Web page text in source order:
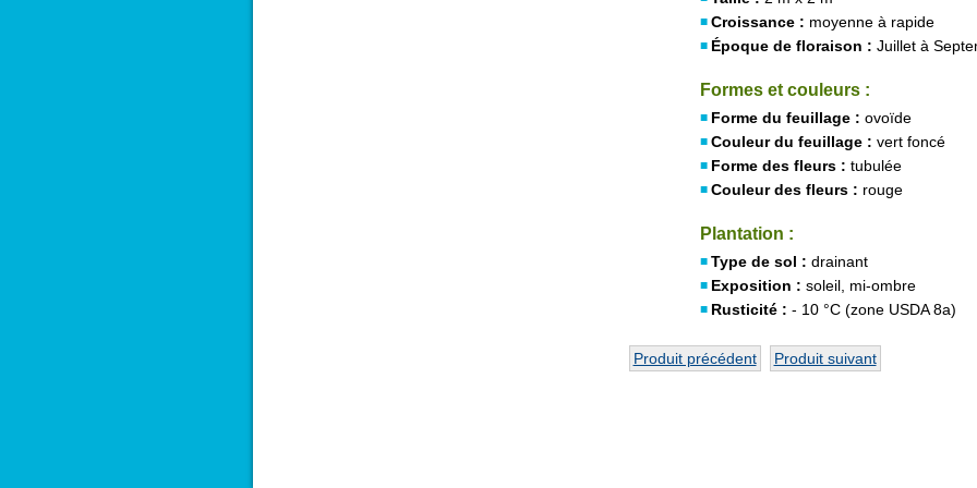
Croissance : moyenne à rapide
Époque de floraison : Juillet à
Formes et couleurs :
Forme du feuillage : ovoïde
Couleur du feuillage : vert foncé
Forme des fleurs : tubulée
Couleur des fleurs : rouge
Plantation :
Type de sol : drainant
Exposition : soleil, mi-ombre
Rusticité : - 10 °C (zone USDA 8a)
Produit précédent Produit suivant